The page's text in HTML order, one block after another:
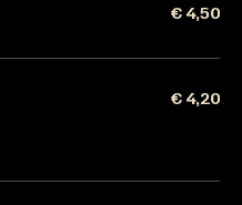
€ 4,50
€ 4,20